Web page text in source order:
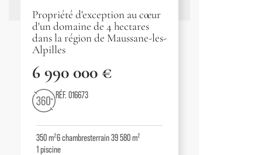
Propriété d'exception au cœur
d'un domaine de 4 hectares
dans la région de Maussane-les-
Alpilles
6 990 000 €
RÉF. 016673
350 m²6chambresterrain 39 580 m²
1piscine